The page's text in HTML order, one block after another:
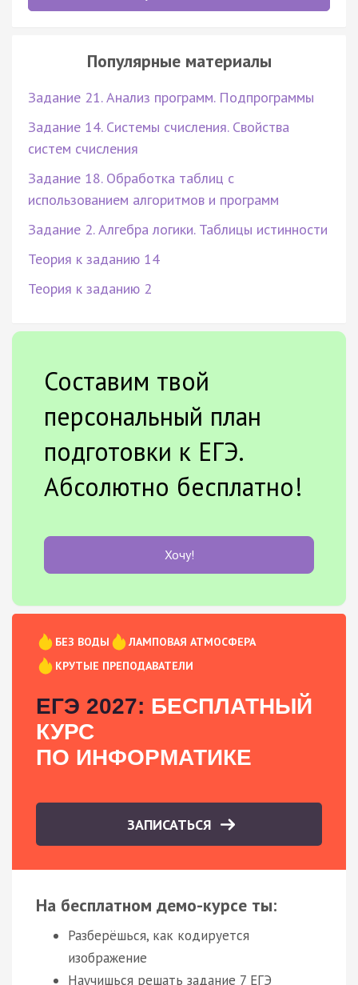
Популярные материалы
Задание 21. Анализ программ. Подпрограммы
Задание 14. Системы счисления. Свойства
систем счисления
Задание 18. Обработка таблиц с
использованием алгоритмов и программ
Задание 2. Алгебра логики. Таблицы истинности
Теория к заданию 14
Теория к заданию 2
Составим твой
персональный план
подготовки к ЕГЭ.
Абсолютно бесплатно!
Хочу!
БЕЗ ВОДЫ
ЛАМПОВАЯ АТМОСФЕРА
КРУТЫЕ ПРЕПОДАВАТЕЛИ
ЕГЭ 2027: БЕСПЛАТНЫЙ
КУРС
ПО ИНФОРМАТИКЕ
ЗАПИСАТЬСЯ
На бесплатном демо-курсе ты:
Разберёшься, как кодируется
изображение
Научишься решать задание 7 ЕГЭ